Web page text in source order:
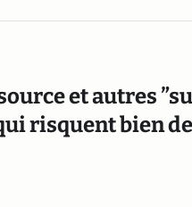
et autres
risquent bien